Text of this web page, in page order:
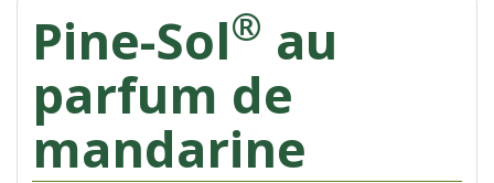
Pine-Sol® au
parfum de
mandarine